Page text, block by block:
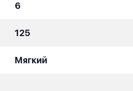
6
125
Мягкий